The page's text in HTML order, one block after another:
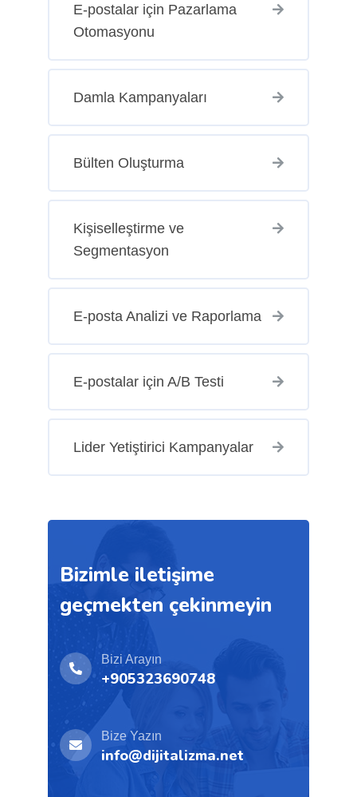
E-postalar için Pazarlama
Otomasyonu
Damla Kampanyaları
Bülten Oluşturma
Kişiselleştirme ve
Segmentasyon
E-posta Analizi ve Raporlama
E-postalar için A/B Testi
Lider Yetiştirici Kampanyalar
Bizimle iletişime
geçmekten çekinmeyin
Bizi Arayın
+905323690748
Bize Yazın
info@dijitalizma.net